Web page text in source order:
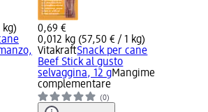
kg)
0,69 €
0,012 kg (57,50 € / 1 kg)
VitakraftSnack per cane
Beef Stick al gusto
selvaggina, 12 gMangime
complementare
(0)